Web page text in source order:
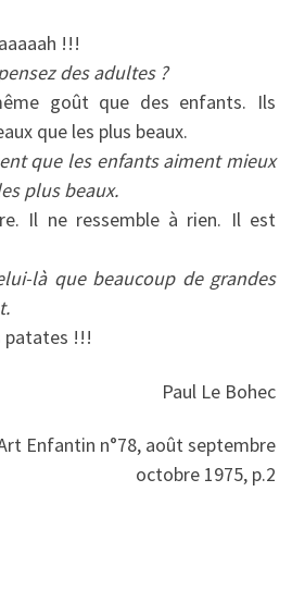
!!!
des adultes ?
goût que des enfants. Ils
que les plus beaux.
que les enfants aiment mieux
plus beaux.
Il ne ressemble à rien. Il est
là que beaucoup de grandes
patates !!!
Paul Le Bohec
Enfantin n°78, août septembre
octobre 1975, p.2